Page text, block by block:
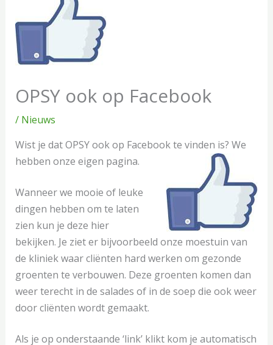
OPSY ook op Facebook
/ Nieuws
Wist je dat OPSY ook op Facebook te vinden is? We
hebben onze eigen pagina.
Wanneer we mooie of leuke
dingen hebben om te laten
zien kun je deze hier
bekijken. Je ziet er bijvoorbeeld onze moestuin van
de kliniek waar cliënten hard werken om gezonde
groenten te verbouwen. Deze groenten komen dan
weer terecht in de salades of in de soep die ook weer
door cliënten wordt gemaakt.
Als je op onderstaande ‘link’ klikt kom je automatisch